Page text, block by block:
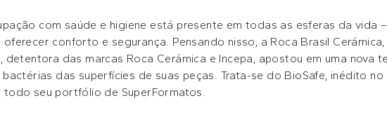
com saúde e higiene está presente em todas as esferas da vida
conforto e segurança. Pensando nisso, a Roca Brasil
das marcas Roca Cerámica e Incepa, apostou em uma nova
das superfícies de suas peças. Trata-se do BioSafe, inédito no
seu portfólio de SuperFormatos.